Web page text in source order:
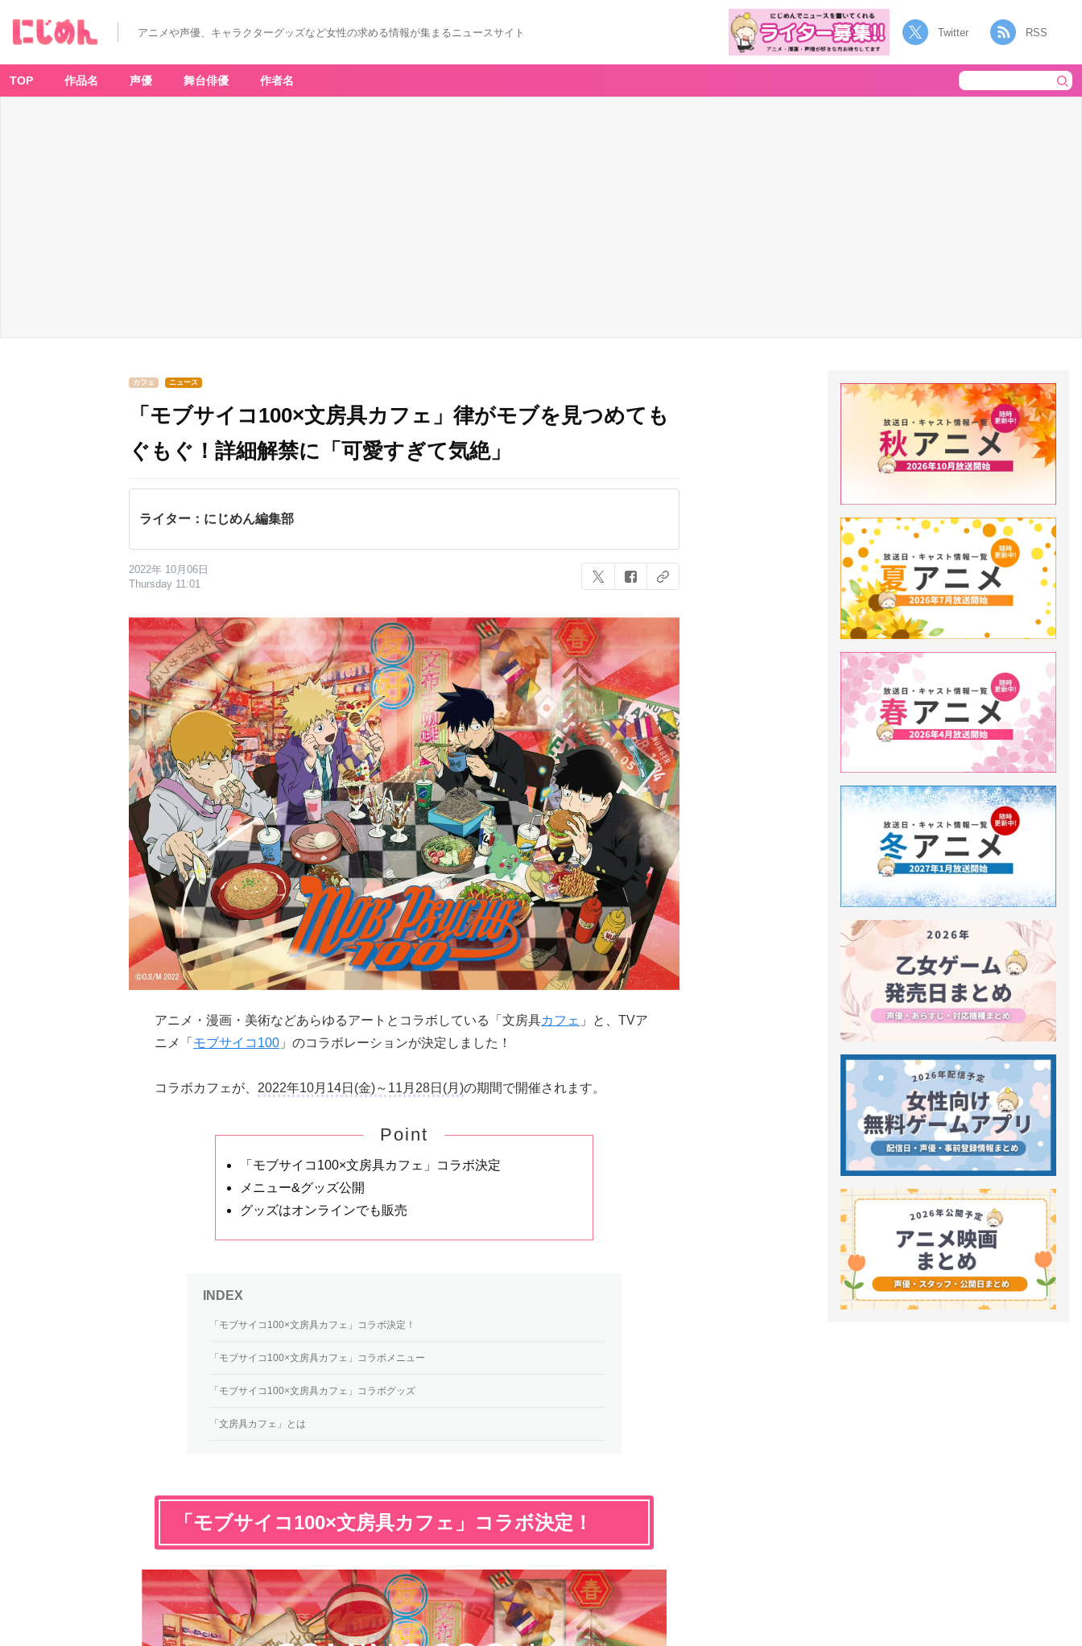
アニメや声優、キャラクターグッズなど女性の求める情報が集まるニュースサイト Twitter RSS
TOP 作品名 声優 舞台俳優 作者名
カフェ ニュース
「モブサイコ100×文房具カフェ」律がモブを見つめても
ぐもぐ！詳細解禁に「可愛すぎて気絶」
ライター：にじめん編集部
2022年 10月06日
Thursday 11:01
アニメ・漫画・美術などあらゆるアートとコラボしている「文房具カフェ 」と、TVア
ニメ「 モブサイコ100 」のコラボレーションが決定しました！
コラボカフェが、 2022年10月14日(金)～11月28日(月)の期間で開催されます。
Point
「モブサイコ100×文房具カフェ」コラボ決定
メニュー&グッズ公開
グッズはオンラインでも販売
「モブサイコ100×文房具カフェ」コラボ決定！
「モブサイコ100×文房具カフェ」コラボメニュー
「モブサイコ100×文房具カフェ」コラボグッズ
「文房具カフェ」とは
「モブサイコ100×文房具カフェ」コラボ決定！